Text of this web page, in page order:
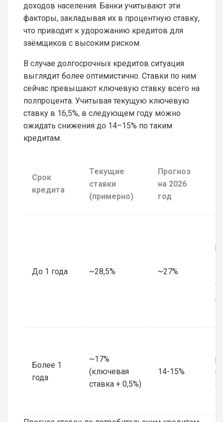
доходов населения. Банки учитывают эти
факторы, закладывая их в процентную ставку,
что приводит к удорожанию кредитов для
заёмщиков с высоким риском.
В случае долгосрочных кредитов ситуация
выглядит более оптимистично. Ставки по ним
сейчас превышают ключевую ставку всего на
полпроцента. Учитывая текущую ключевую
ставку в 16,5%, в следующем году можно
ожидать снижения до 14–15% по таким
кредитам.
Срок
кредита
Текущие
ставки
(примерно)
Прогноз
на 2026
год
До 1 года ~28,5% ~27%
Более 1
года
~17%
(ключевая
ставка + 0,5%)
14-15%